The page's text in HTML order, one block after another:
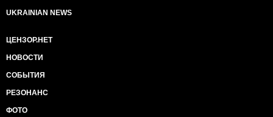
UKRAINIAN NEWS
ЦЕНЗОР.НЕТ
НОВОСТИ
СОБЫТИЯ
РЕЗОНАНС
ФОТО